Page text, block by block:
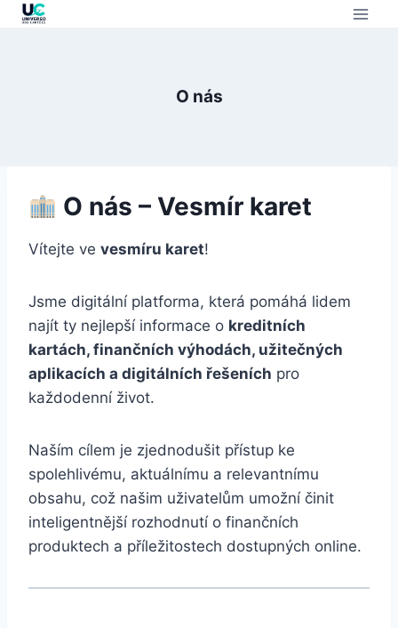
O nás
O nás – Vesmír karet
Vítejte ve vesmíru karet!
Jsme digitální platforma, která pomáhá lidem
najít ty nejlepší informace o kreditních
kartách, finančních výhodách, užitečných
aplikacích a digitálních řešeních pro
každodenní život.
Naším cílem je zjednodušit přístup ke
spolehlivému, aktuálnímu a relevantnímu
obsahu, což našim uživatelům umožní činit
inteligentnější rozhodnutí o finančních
produktech a příležitostech dostupných online.